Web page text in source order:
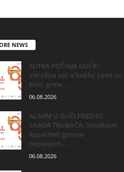
NEWS
SUTRA POČINJE GUČA!
Varošica već u ludilu: Lomi se
kolo, grme...
06.08.2026
ALARM U GUČI PRED 65.
SABOR TRUBAČA: Smeštajni
kapaciteti gotovo
popunjeni,...
06.08.2026